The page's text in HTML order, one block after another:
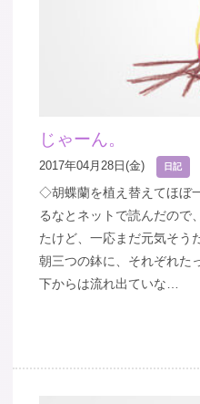
じゃーん。
2017年04月28日(金) 日記
◇胡蝶蘭を植え替えてほぼ
るなとネットで読んだので
たけど、一応まだ元気そう
朝三つの鉢に、それぞれた
下からは流れ出ていな…